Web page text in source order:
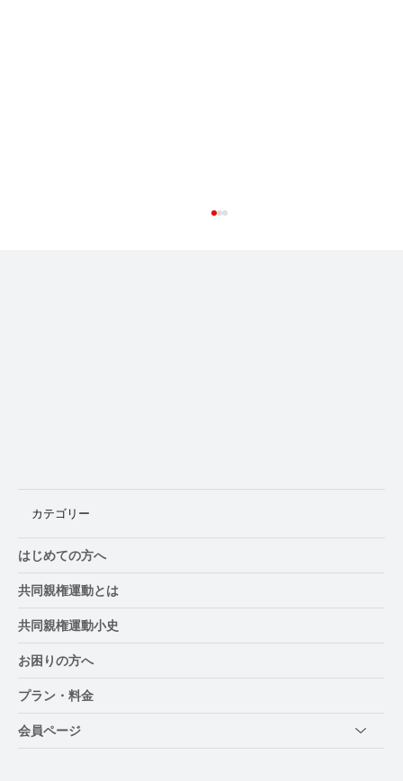
カテゴリー
はじめての方へ
共同親権運動とは
共同親権運動小史
お困りの方へ
プラン・料金
会員ページ